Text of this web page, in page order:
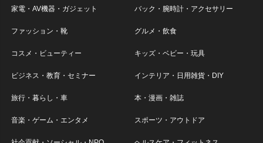
家電・AV機器・ガジェット バック・腕時計・アクセサリー
ファッション・靴 グルメ・飲食
コスメ・ビューティー キッズ・ベビー・玩具
ビジネス・教育・セミナー インテリア・日用雑貨・DIY
旅行・暮らし・車 本・漫画・雑誌
音楽・ゲーム・エンタメ スポーツ・アウトドア